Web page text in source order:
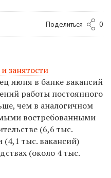
Поделиться 0
занятости
июня в банке вакансий
работы постоянного
чем в аналогичном
востребованными
(6,6 тыс.
(4,1 тыс. вакансий)
(около 4 тыс.